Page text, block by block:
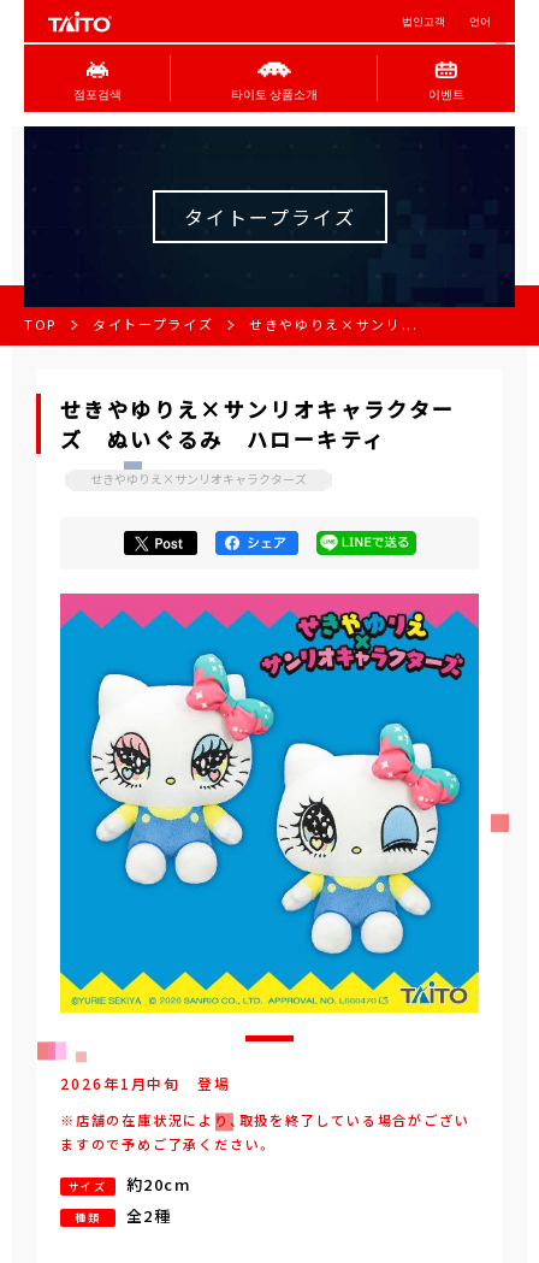
법인고객 언어
점포검색 타이토 상품소개 이벤트
タイトープライズ
TOP タイトープライズ せきやゆりえ×サンリ...
せきやゆりえ×サンリオキャラクター
ズ ぬいぐるみ ハローキティ
せきやゆりえ×サンリオキャラクターズ
2026年1 月中旬 登場
※店舗の在庫状況により、取扱を終了している場合がござい
ますので予めご了承ください。
サイズ 約20cm
種類 全2種